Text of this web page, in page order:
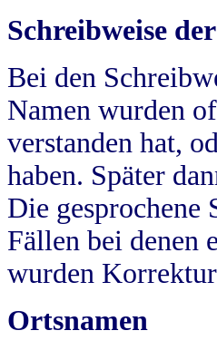
Schreibweise
Bei den
Namen wurden
verstanden hat,
haben. Später
Die
Fällen bei denen
wurden
Ortsnamen